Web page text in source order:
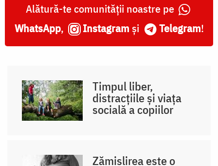
Alătură-te comunității noastre pe
WhatsApp, Instagram și Telegram!
Timpul liber,
distracțiile și viața
socială a copiilor
Zămislirea este o